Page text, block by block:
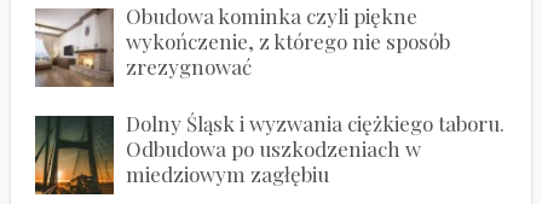
Obudowa kominka czyli piękne
wykończenie, z którego nie sposób
zrezygnować
Dolny Śląsk i wyzwania ciężkiego taboru.
Odbudowa po uszkodzeniach w
miedziowym zagłębiu